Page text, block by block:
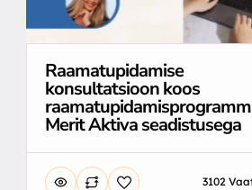
Raamatupidamise
konsultatsioon koos
Merit Aktiva seadistusega
3102